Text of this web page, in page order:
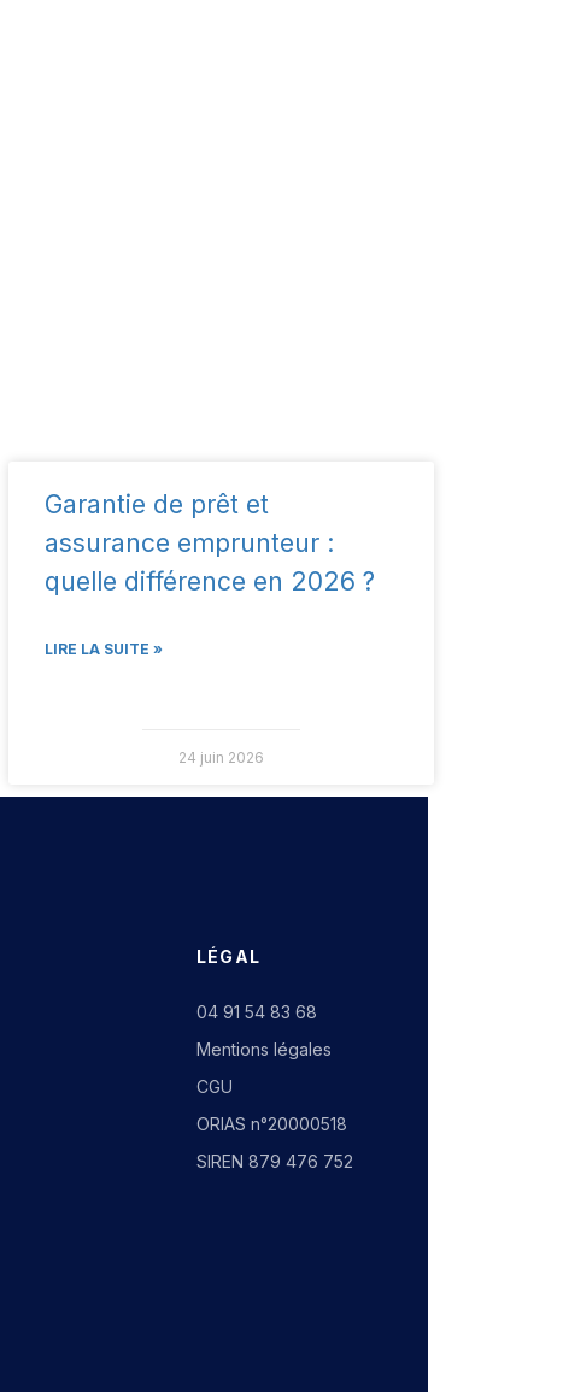
Garantie de prêt et
assurance emprunteur :
quelle différence en 2026 ?
LIRE LA SUITE »
24 juin 2026
LÉGAL
04 91 54 83 68
Mentions légales
CGU
ORIAS n°20000518
SIREN 879 476 752